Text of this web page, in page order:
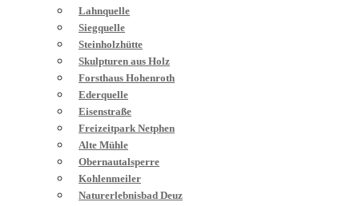
Lahnquelle
Siegquelle
Steinholzhütte
Skulpturen aus Holz
Forsthaus Hohenroth
Ederquelle
Eisenstraße
Freizeitpark Netphen
Alte Mühle
Obernautalsperre
Kohlenmeiler
Naturerlebnisbad Deuz